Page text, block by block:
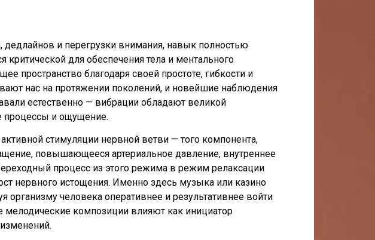
дедлайнов и перегрузки внимания, навык полностью
для обеспечения тела и ментального
пространство благодаря своей простоте, гибкости и
нас на протяжении поколений, и новейшие наблюдения
естественно — вибрации обладают великой
процессы и ощущение.
стимуляции нервной ветви — того компонента,
повышающееся артериальное давление, внутреннее
процесс из этого режима в режим релаксации
нервного истощения. Именно здесь музыка или казино
организму человека оперативнее и результативнее войти
композиции влияют как инициатор